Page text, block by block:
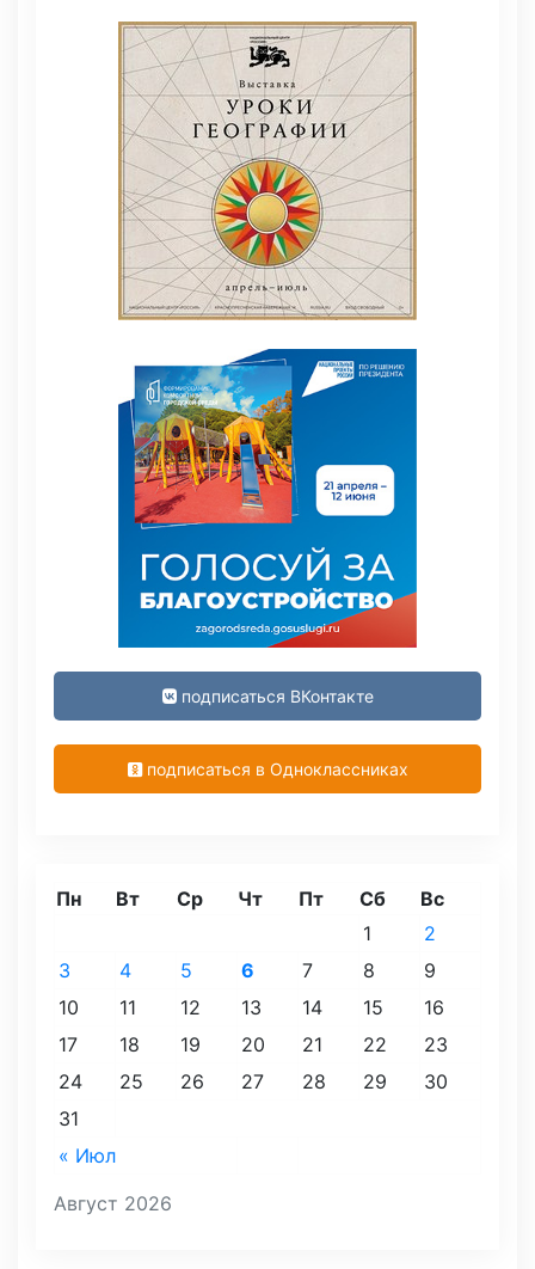
подписаться ВКонтакте
подписаться в Одноклассниках
Август 2026
Пн Вт Ср Чт Пт Сб Вс
« Июл
1
2
3
4 5 6 7 8
9
10
11 12 13 14 15
16
17
18 19 20 21 22
23
24
25 26 27 28 29
30
31